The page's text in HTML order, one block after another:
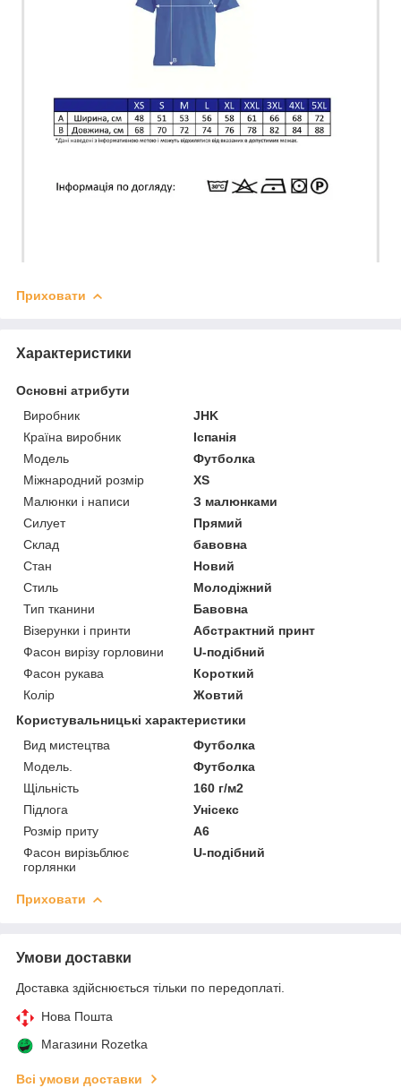
Приховати
Характеристики
Основні атрибути
Виробник
JHK
Країна виробник
Іспанія
Модель
Футболка
Міжнародний розмір
XS
Малюнки і написи
З малюнками
Силует
Прямий
Склад
бавовна
Стан
Новий
Стиль
Молодіжний
Тип тканини
Бавовна
Візерунки і принти
Абстрактний принт
Фасон вирізу горловини
U-подібний
Фасон рукава
Короткий
Колір
Жовтий
Користувальницькі характеристики
Вид мистецтва
Футболка
Мoдель.
Футболка
Щільність
160 г/м2
Підлога
Унісекс
Розмір приту
А6
Фасон вирізьблює
горлянки
U-подібний
Приховати
Умови доставки
Доставка здійснюється тільки по передоплаті.
Нова Пошта
Магазини Rozetka
Всі умови доставки